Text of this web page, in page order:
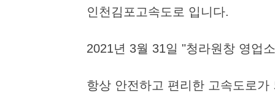
인천김포고속도로 입니다.
2021년 3월 31일 "청라원창 영업
항상 안전하고 편리한 고속도로